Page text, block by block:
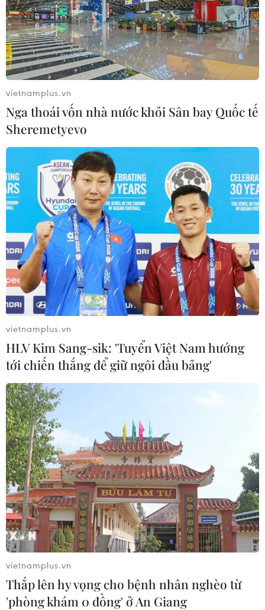
vietnamplus.vn
Nga thoái vốn nhà nước khỏi Sân bay Quốc tế
Sheremetyevo
vietnamplus.vn
HLV Kim Sang-sik: 'Tuyển Việt Nam hướng
tới chiến thắng để giữ ngôi đầu bảng'
vietnamplus.vn
Thắp lên hy vọng cho bệnh nhân nghèo từ
'phòng khám 0 đồng' ở An Giang